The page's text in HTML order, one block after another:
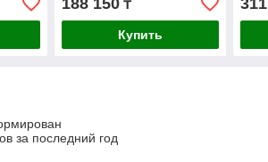
188 150₸
Купить
за последний год